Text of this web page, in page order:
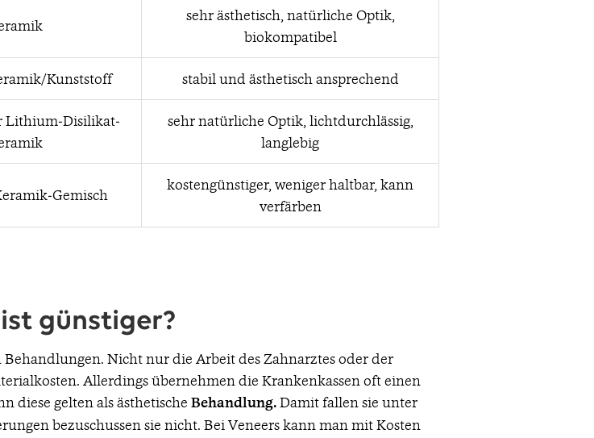
sehr ästhetisch, natürliche Optik,
biokompatibel
Kunststoff stabil und ästhetisch ansprechend
Lithium-Disilikat-
sehr natürliche Optik, lichtdurchlässig,
langlebig
Gemisch
kostengünstiger, weniger haltbar, kann
verfärben
günstiger?
Nicht nur die Arbeit des Zahnarztes oder der
Allerdings übernehmen die Krankenkassen oft einen
diese gelten als ästhetische Behandlung.Damit fallen sie unter
bezuschussen sie nicht. Bei Veneers kann man mit Kosten